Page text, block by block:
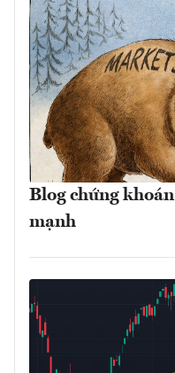
Blog chứng
mạnh